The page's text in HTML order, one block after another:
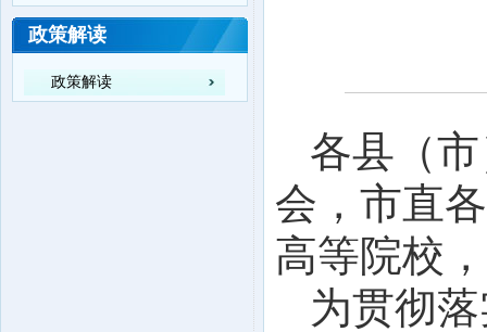
政策解读
政策解读
各县（
会，市直
高等院校
为贯彻